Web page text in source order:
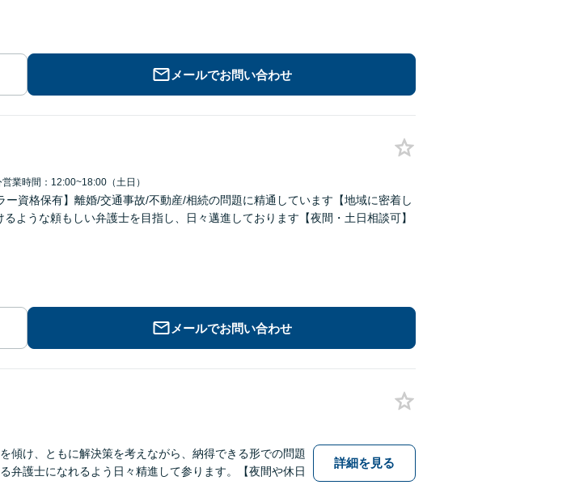
メールでお問い合わせ
営業時間：12:00~18:00（土日）
ー資格保有】離婚/交通事故/不動産/相続の問題に精通しています【地域に密着し
ような頼もしい弁護士を目指し、日々邁進しております【夜間・土日相談可】
メールでお問い合わせ
傾け、ともに解決策を考えながら、納得できる形での問題
弁護士になれるよう日々精進して参ります。【夜間や休日
詳細を見る